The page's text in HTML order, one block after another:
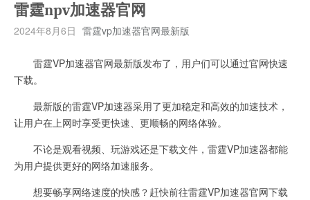
雷霆npv加速器官网
2024年8月6日 雷霆vp加速器官网最新版
雷霆VP加速器官网最新版发布了，用户们可以通过官网快速
下载。
最新版的雷霆VP加速器采用了更加稳定和高效的加速技术，
让用户在上网时享受更快速、更顺畅的网络体验。
不论是观看视频、玩游戏还是下载文件，雷霆VP加速器都能
为用户提供更好的网络加速服务。
想要畅享网络速度的快感？赶快前往雷霆VP加速器官网下载